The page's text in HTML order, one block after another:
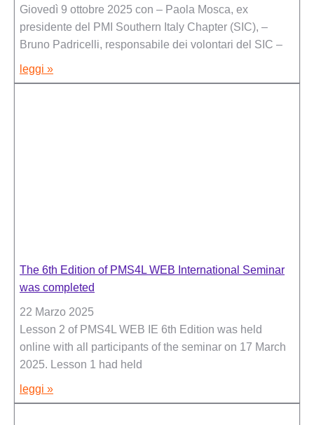
Giovedì 9 ottobre 2025 con – Paola Mosca, ex
presidente del PMI Southern Italy Chapter (SIC), –
Bruno Padricelli, responsabile dei volontari del SIC –
leggi »
The 6th Edition of PMS4L WEB International Seminar
was completed
22 Marzo 2025
Lesson 2 of PMS4L WEB IE 6th Edition was held
online with all participants of the seminar on 17 March
2025. Lesson 1 had held
leggi »